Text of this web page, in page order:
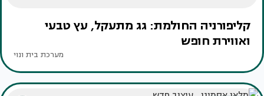
קליפורניה החולמת: גג מתעקל, עץ טבעי
ואווירת חופש
מערכת בית ונוי